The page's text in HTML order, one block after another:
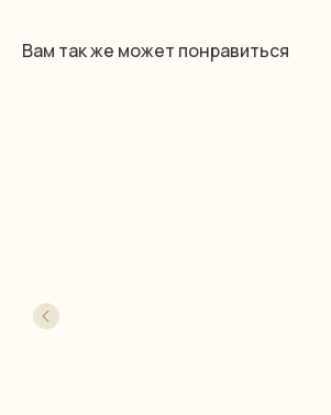
Вам так же может понравиться